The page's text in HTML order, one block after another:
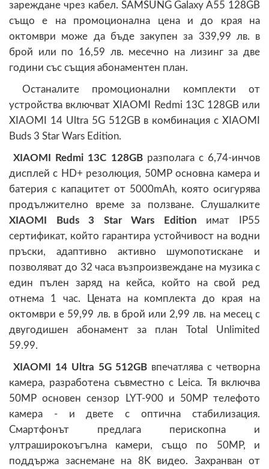
зареждане чрез кабел. SAMSUNG Galaxy A55 128GB
също е на промоционална цена и до края на
октомври може да бъде закупен за 339,99 лв. в
брой или по 16,59 лв. месечно на лизинг за две
години със същия абонаментен план.
Останалите промоционални комплекти от
устройства включват XIAOMI Redmi 13C 128GB или
XIAOMI 14 Ultra 5G 512GB в комбинация с XIAOMI
Buds 3 Star Wars Edition.
XIAOMI Redmi 13C 128GBразполага с 6,74-инчов
дисплей с HD+ резолюция, 50MP основна камера и
батерия с капацитет от 5000mAh, която осигурява
продължително време за ползване. Слушалките
XIAOMI Buds 3 Star Wars Edition имат IP55
сертификат, който гарантира устойчивост на водни
пръски, адаптивно активно шумопотискане и
позволяват до 32 часа възпроизвеждане на музика с
един пълен заряд на кейса, който на свой ред
отнема 1 час. Цената на комплекта до края на
октомври е 59,99 лв. в брой или 2,99 лв. на месец с
двугодишен абонамент за план Total Unlimited
59.99.
XIAOMI 14 Ultra 5G 512GB впечатлява с четворна
камера, разработена съвместно с Leica. Тя включва
50MP основен сензор LYT-900 и 50MP телефото
камера - и двете с оптична стабилизация.
Смартфонът предлага перископна и
ултраширокоъгълна камери, също по 50MP, и
поддържа заснемане на 8K видео. Захранван от